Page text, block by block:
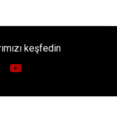
keşfedin